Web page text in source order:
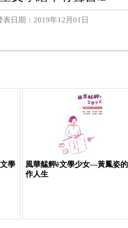
表日期：2019年12月01日
學
風華艋舺ê文學少女—黃鳳姿
作人生